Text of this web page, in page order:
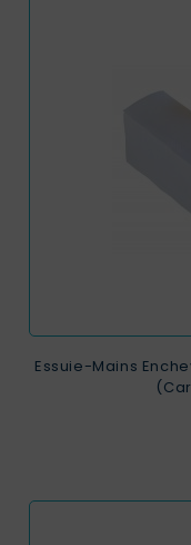
Essuie-Mains